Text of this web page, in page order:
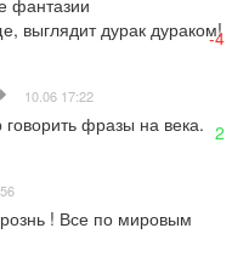
фантазии
выглядит дурак дураком!
-4
10.06 17:22
фразы на века. 2
! Все по мировым